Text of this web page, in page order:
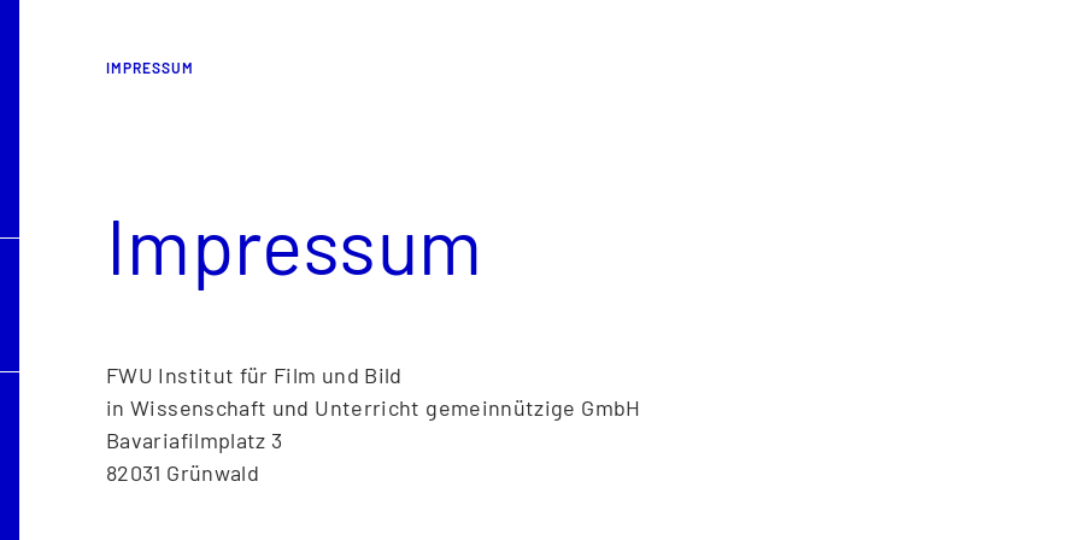
IMPRESSUM
Impressum
FWU Institut für Film und Bild
in Wissenschaft und Unterricht gemeinnützige GmbH
Bavariafilmplatz 3
82031 Grünwald